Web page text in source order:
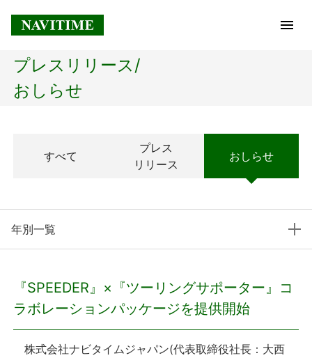
トップページ
経営理念
プレスリリース
プレスリリース
プレスリリース/
おしらせ
すべて
プレス
リリース
おしらせ
年別一覧
『SPEEDER』×『ツーリングサポーター』コ
ラボレーションパッケージを提供開始
株式会社ナビタイムジャパン(代表取締役社長：大西